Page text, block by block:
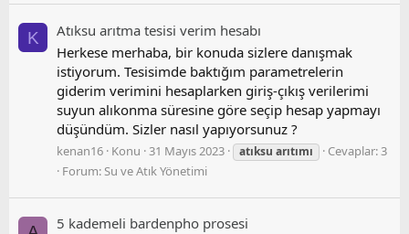
K
Atıksu arıtma tesisi verim hesabı
Herkese merhaba, bir konuda sizlere danışmak
istiyorum. Tesisimde baktığım parametrelerin
giderim verimini hesaplarken giriş-çıkış verilerimi
suyun alıkonma süresine göre seçip hesap yapmayı
düşündüm. Sizler nasıl yapıyorsunuz ?
kenan16 Konu 31 Mayıs 2023 atıksu arıtımı
Cevaplar: 3
Forum:Su ve Atık Yönetimi
5 kademeli bardenpho prosesi